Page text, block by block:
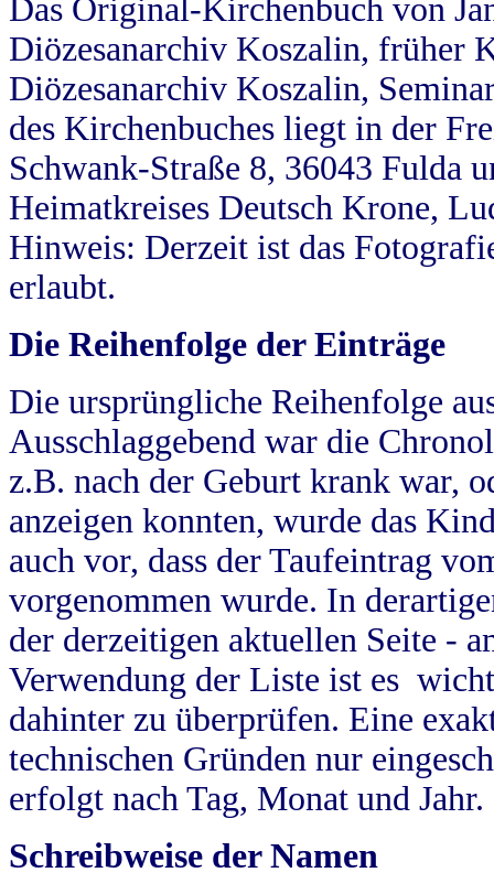
Das Original-Kirchenbuch von
Diözesanarchiv Koszalin, früher
Diözesanarchiv Koszalin,
des Kirchenbuches liegt in der
Schwank-Straße 8, 36043 Fulda
Heimatkreises Deutsch Krone,
Hinweis: Derzeit ist das
erlaubt.
Die Reihenfolge der Einträge
Die ursprüngliche Reihenfolge
Ausschlaggebend war die
z.B. nach der Geburt krank war,
anzeigen konnten, wurde das
auch vor, dass der Taufeintrag
vorgenommen wurde. In
der derzeitigen aktuellen Seite -
Verwendung der Liste ist es
dahinter zu überprüfen. Eine
technischen Gründen nur
erfolgt nach Tag, Monat und Jahr.
Schreibweise der Namen